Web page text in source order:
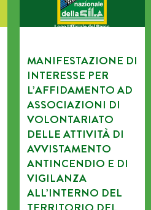
MANIFESTAZIONE DI
INTERESSE PER
L’AFFIDAMENTO AD
ASSOCIAZIONI DI
VOLONTARIATO
DELLE ATTIVITÀ DI
AVVISTAMENTO
ANTINCENDIO E DI
VIGILANZA
ALL’INTERNO DEL